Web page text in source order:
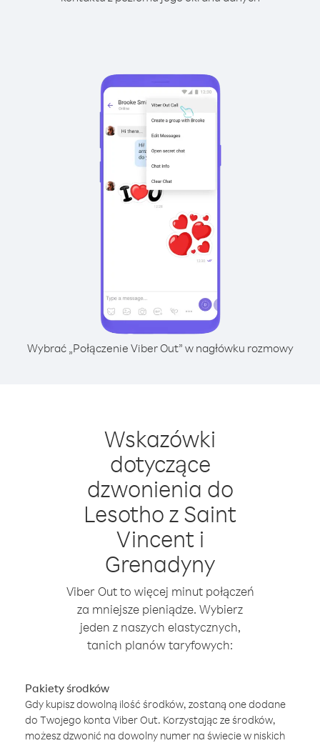
Wybrać „Połączenie Viber Out” w nagłówku rozmowy
Wskazówki
dotyczące
dzwonienia do
Lesotho z Saint
Vincent i
Grenadyny
Viber Out to więcej minut połączeń
za mniejsze pieniądze. Wybierz
jeden z naszych elastycznych,
tanich planów taryfowych:
Pakiety środków
Gdy kupisz dowolną ilość środków, zostaną one dodane
do Twojego konta Viber Out. Korzystając ze środków,
możesz dzwonić na dowolny numer na świecie w niskich